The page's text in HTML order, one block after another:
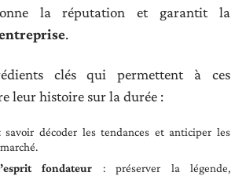
la réputation et garantit la
.
clés qui permettent à ces
leur histoire sur la durée :
savoir décoder les tendances et anticiper les
fondateur : préserver la légende,